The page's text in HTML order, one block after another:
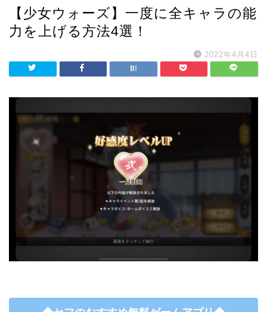
【少女ウォーズ】一度に全キャラの能
力を上げる方法4選！
2022年4月4日